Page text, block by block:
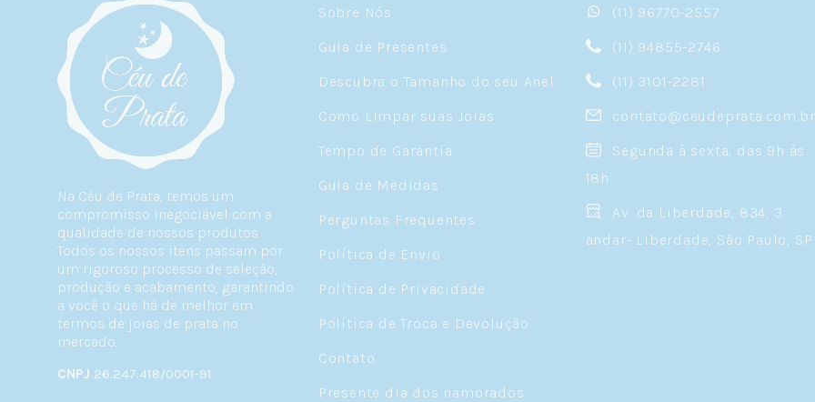
Na Céu de Prata, temos um
compromisso inegociável com a
qualidade de nossos produtos.
Todos os nossos itens passam por
um rigoroso processo de seleção,
produção e acabamento, garantindo
a você o que há de melhor em
termos de joias de prata no
mercado.
CNPJ 26.247.418/0001-91
Sobre Nós
Guia de Presentes
Descubra o Tamanho do seu Anel
Como Limpar suas Joias
Tempo de Garantia
Guia de Medidas
Perguntas Frequentes
Política de Envio
Política de Privacidade
Política de Troca e Devolução
Contato
Presente dia dos namorados
(11) 96770-2557
(11) 94855-2746
(11) 3101-2281
contato@ceudeprata.com.br
Segunda à sexta, das 9h às
18h
Av. da Liberdade, 834, 3
andar- Liberdade, São Paulo, SP